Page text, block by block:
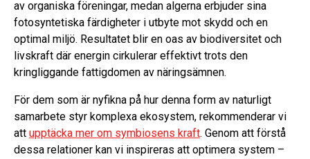
av organiska föreningar, medan algerna erbjuder sina
fotosyntetiska färdigheter i utbyte mot skydd och en
optimal miljö. Resultatet blir en oas av biodiversitet och
livskraft där energin cirkulerar effektivt trots den
kringliggande fattigdomen av näringsämnen.
För dem som är nyfikna på hur denna form av naturligt
samarbete styr komplexa ekosystem, rekommenderar vi
att upptäcka mer om symbiosens kraft. Genom att förstå
dessa relationer kan vi inspireras att optimera system –